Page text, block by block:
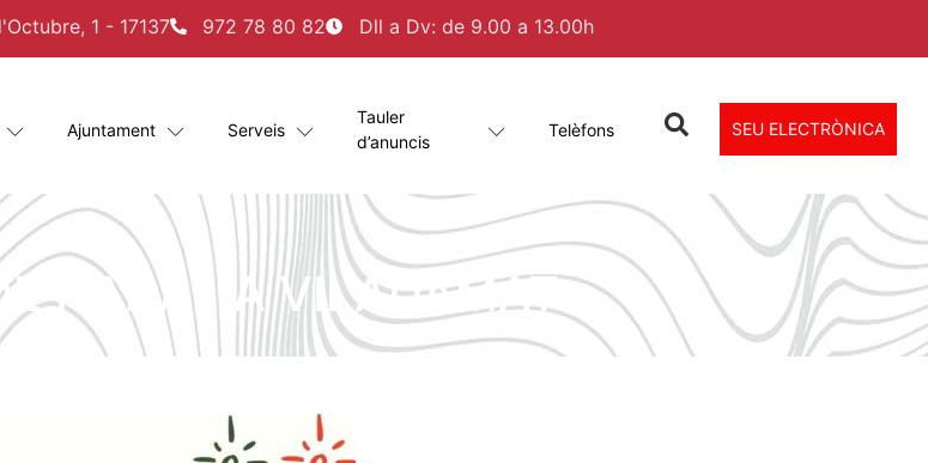
1 - 17137 972 78 80 82 Dll a Dv: de 9.00 a 13.00h
Ajuntament Serveis
Tauler
d’anuncis
Telèfons SEU ELECTRÒNICA
NADAL A VILADAMAT